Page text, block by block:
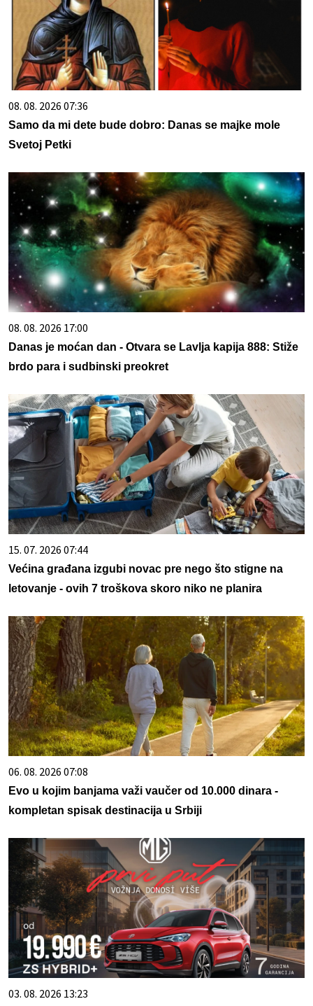
08. 08. 2026 07:36
Samo da mi dete bude dobro: Danas se majke mole
Svetoj Petki
08. 08. 2026 17:00
Danas je moćan dan - Otvara se Lavlja kapija 888: Stiže
brdo para i sudbinski preokret
15. 07. 2026 07:44
Većina građana izgubi novac pre nego što stigne na
letovanje - ovih 7 troškova skoro niko ne planira
06. 08. 2026 07:08
Evo u kojim banjama važi vaučer od 10.000 dinara -
kompletan spisak destinacija u Srbiji
03. 08. 2026 13:23